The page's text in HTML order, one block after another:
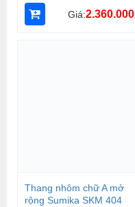
Giá:2.360.000
Thang nhôm chữ A mở
rộng Sumika SKM 404